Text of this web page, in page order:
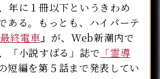
年に１冊以下というきわめ
ある。もっとも、ハイパーテ
終電車』が、Web新潮内で
「小説すばる」誌で 「霊導
短編を第５話まで発表してい